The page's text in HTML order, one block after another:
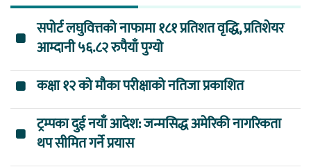
सपोर्ट लघुवित्तको नाफामा १८१ प्रतिशत वृद्धि, प्रतिशेयर
आम्दानी ५६.८२ रुपैयाँ पुग्यो
कक्षा १२ को मौका परीक्षाको नतिजा प्रकाशित
ट्रम्पका दुई नयाँ आदेश: जन्मसिद्ध अमेरिकी नागरिकता
थप सीमित गर्ने प्रयास